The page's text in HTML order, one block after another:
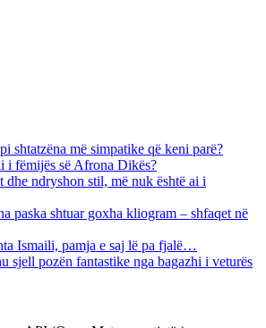
shtatzëna më simpatike që keni parë?
i fëmijës së Afrona Dikës?
ndryshon stil, më nuk është ai i
paska shtuar goxha kliogram – shfaqet në
Ismaili, pamja e saj lë pa fjalë…
sjell pozën fantastike nga bagazhi i veturës